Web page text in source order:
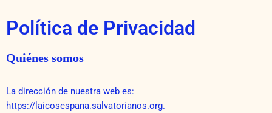
Política de Privacidad
Quiénes somos
La dirección de nuestra web es:
https://laicosespana.salvatorianos.org.